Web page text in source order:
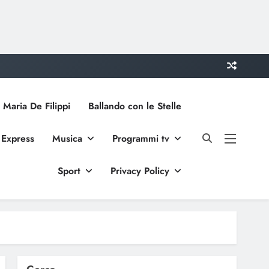
De Filippi Ballando con le Stelle
Musica Programmi tv
Sport Privacy Policy